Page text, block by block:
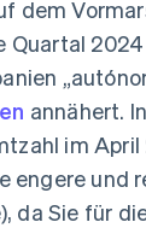
dem
Quartal
annähert.
im
und
da Sie für